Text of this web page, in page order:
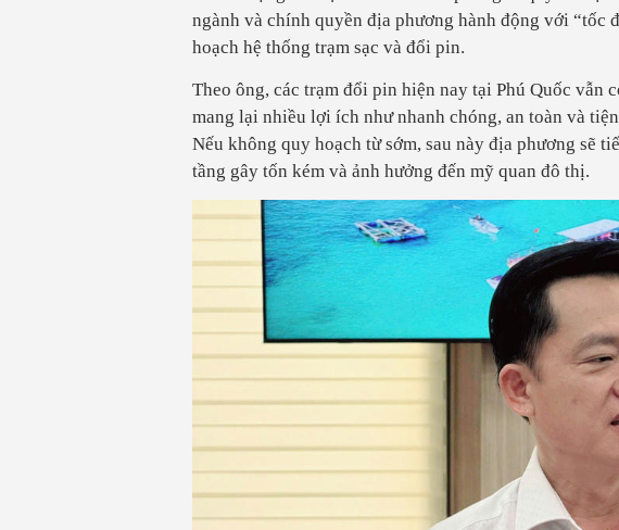
ngành và chính quyền địa phương hành động với “tốc
hoạch hệ thống trạm sạc và đổi pin.
Theo ông, các trạm đổi pin hiện nay tại Phú Quốc vẫn
mang lại nhiều lợi ích như nhanh chóng, an toàn và
Nếu không quy hoạch từ sớm, sau này địa phương sẽ
tầng gây tốn kém và ảnh hưởng đến mỹ quan đô thị.